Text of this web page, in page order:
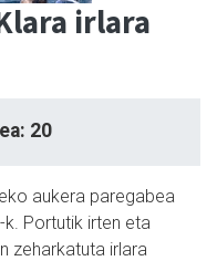
irlara
20
aukera paregabea
-k. Portutik irten eta
zeharkatuta irlara